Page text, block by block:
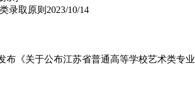
录取原则 2023/10/14
《关于公布江苏省普通高等学校艺术类专